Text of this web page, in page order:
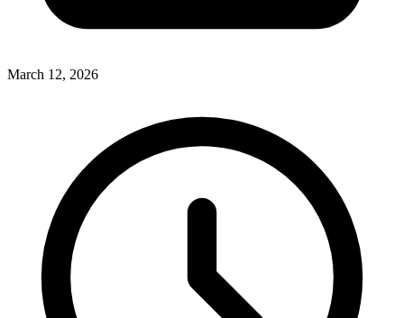
March 12, 2026